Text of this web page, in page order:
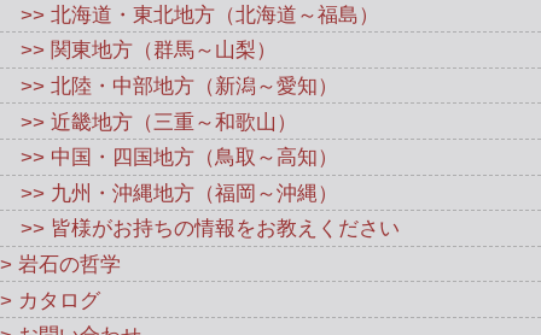
>> 北海道・東北地方（北海道～福島）
>> 関東地方（群馬～山梨）
>> 北陸・中部地方（新潟～愛知）
>> 近畿地方（三重～和歌山）
>> 中国・四国地方（鳥取～高知）
>> 九州・沖縄地方（福岡～沖縄）
>> 皆様がお持ちの情報をお教えください
> 岩石の哲学
> カタログ